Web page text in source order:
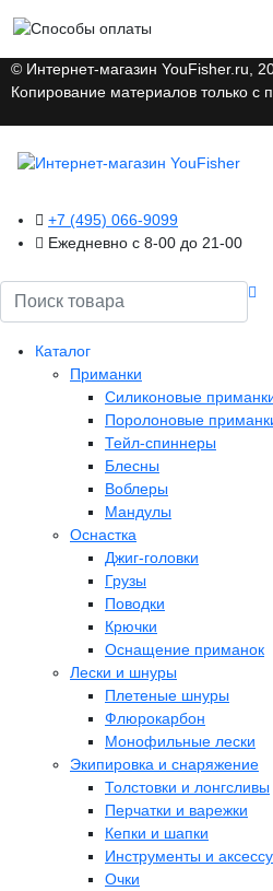
© Интернет-магазин YouFisher.ru,
Копирование материалов только с
+7 (495) 066-9099
Ежедневно с 8-00 до 21-00
Поиск
Каталог
Приманки
Силиконовые
Поролоновые
Тейл-спиннеры
Блесны
Воблеры
Мандулы
Оснастка
Джиг-головки
Грузы
Поводки
Крючки
Оснащение приманок
Лески и шнуры
Плетеные шнуры
Флюрокарбон
Монофильные лески
Экипировка и снаряжение
Толстовки и лонгсливы
Перчатки и варежки
Кепки и шапки
Инструменты и
Очки